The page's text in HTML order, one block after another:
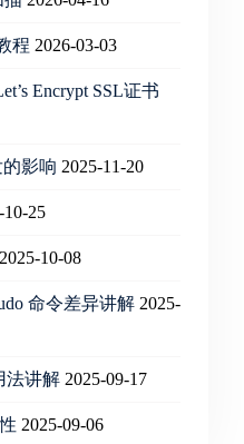
程 2026-03-03
Encrypt SSL证书
影响 2025-11-20
10-25
2025-10-08
命令差异讲解 2025-
法讲解 2025-09-17
2025-09-06